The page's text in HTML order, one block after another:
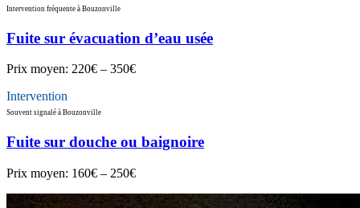
Intervention fréquente à Bouzonville
Fuite sur évacuation d’eau usée
Prix moyen: 220€ – 350€
Intervention
Souvent signalé à Bouzonville
Fuite sur douche ou baignoire
Prix moyen: 160€ – 250€